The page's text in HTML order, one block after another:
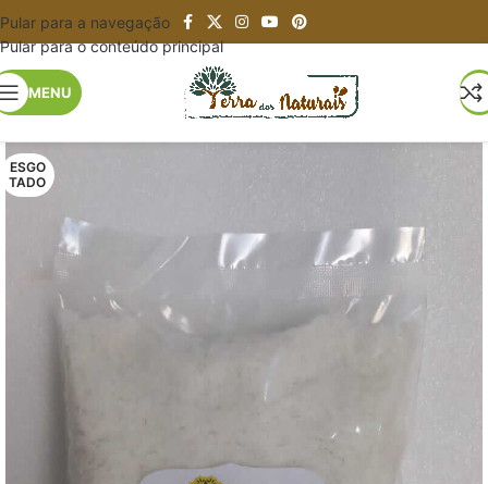
Pular para a navegação
Pular para o conteúdo principal
MENU
ESGO
TADO